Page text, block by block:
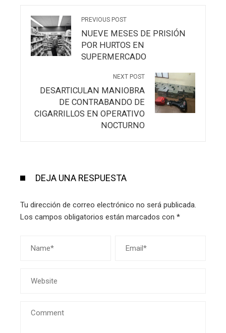
PREVIOUS POST
NUEVE MESES DE PRISIÓN
POR HURTOS EN
SUPERMERCADO
NEXT POST
DESARTICULAN MANIOBRA
DE CONTRABANDO DE
CIGARRILLOS EN OPERATIVO
NOCTURNO
DEJA UNA RESPUESTA
Tu dirección de correo electrónico no será publicada.
Los campos obligatorios están marcados con *